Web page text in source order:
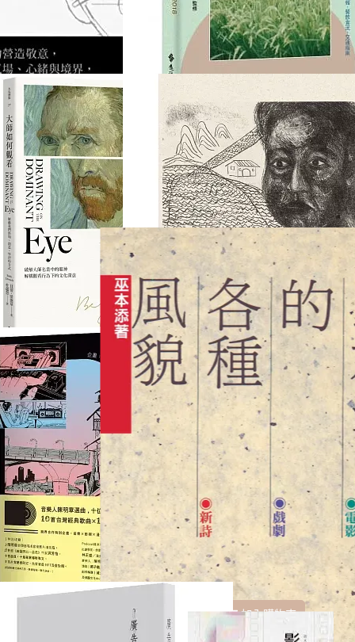
壺之意志：山水．線：從
器物找生活，體驗壺帶入
生活的儀式感
NT$301 NT$380
加入購物車
大地藝術祭越後妻有三年
展：里山藝術巡禮 2018
OFFICIAL GUIDEBOOK
繁體中文版
NT$301 NT$380
加入購物車
大師如何觀看：解構我們
感知、創造、學習的方式
NT$259 NT$350
加入購物車
學徒的眼睛
NT$347 NT$450
加入購物車
島嶼狂想曲：聽台灣在唱
歌【全兩冊】
NT$411 NT$520
巫本添的各種風貌
NT$247 NT$320
加入購物車